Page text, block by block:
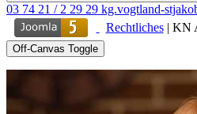
03 74 21 / 2 29 29 kg.vogtland-
Rechtliches| KN
Off-Canvas Toggle